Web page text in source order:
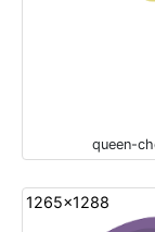
queen-
1265x1288